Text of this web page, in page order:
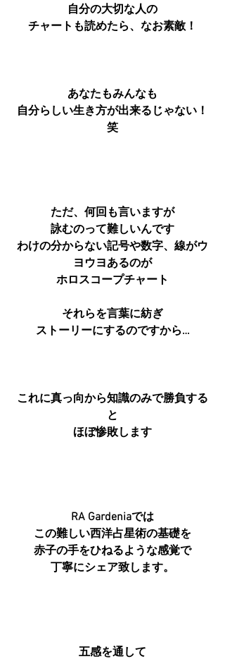
自分の大切な人の
チャートも読めたら、なお素敵！
あなたもみんなも
自分らしい生き方が出来るじゃない！
笑
ただ、何回も言いますが
詠むのって難しいんです
わけの分からない記号や数字、線がウ
ヨウヨあるのが
ホロスコープチャート
それらを言葉に紡ぎ
ストーリーにするのですから…
これに真っ向から知識のみで勝負する
と
ほぼ惨敗します
RA Gardeniaでは
この難しい西洋占星術の基礎を
赤子の手をひねるような感覚で
丁寧にシェア致します。
五感を通して